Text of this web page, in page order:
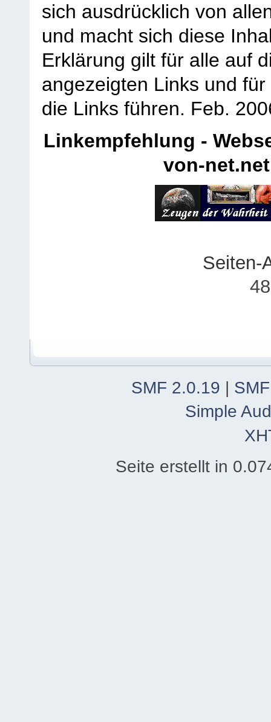
sich ausdrücklich von
und macht sich diese
Erklärung gilt für alle auf
angezeigten Links und
die Links führen. Feb.
Linkempfehlung -
von-net.net
Seiten-
SMF 2.0.19 |
Simple
Seite erstellt in